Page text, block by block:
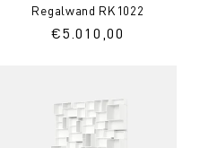
Regalwand RK1022
Normaler
€5.010,00